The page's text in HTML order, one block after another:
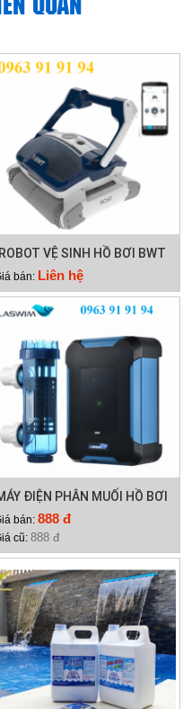
ROBOT VỆ SINH HỒ BƠI BWT
RC60
bán: Liên hệ
ĐIỆN PHÂN MUỐI HỒ BƠI
LASWIM HQ/SQ
bán: 888 đ
cũ: 888 đ